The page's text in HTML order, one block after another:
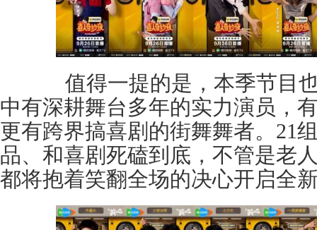
值得一提的是，本季节目也
中有深耕舞台多年的实力演员，
更有跨界搞喜剧的街舞舞者。21
品、和喜剧死磕到底，不管是老
都将抱着笑翻全场的决心开启全